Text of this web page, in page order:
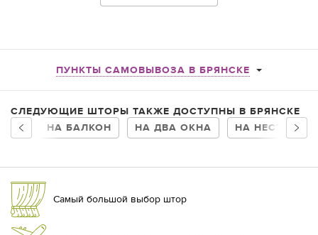
ПУНКТЫ САМОВЫВОЗА В БРЯНСКЕ
СЛЕДУЮЩИЕ ШТОРЫ ТАКЖЕ ДОСТУПНЫ В БРЯНСКЕ
НА БАЛКОН
НА ДВА ОКНА НА
Самый большой выбор штор